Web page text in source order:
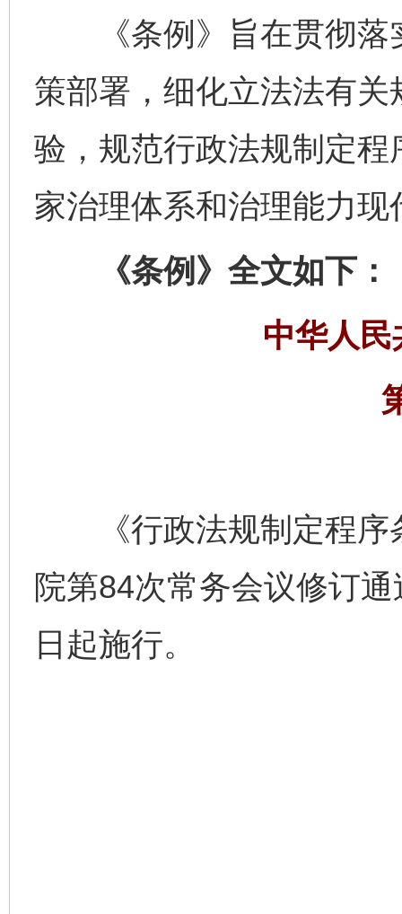
《条例》旨在贯彻落
策部署，细化立法法有
验，规范行政法规制定
家治理体系和治理能力现
《条例》全文如下：
中华人
《行政法规制定程序
院第84次常务会议修订
日起施行。